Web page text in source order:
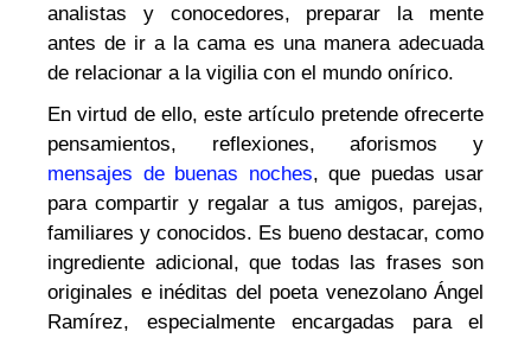
analistas y conocedores, preparar la mente
antes de ir a la cama es una manera adecuada
de relacionar a la vigilia con el mundo onírico.
En virtud de ello, este artículo pretende ofrecerte
pensamientos, reflexiones, aforismos y
mensajes de buenas noches, que puedas usar
para compartir y regalar a tus amigos, parejas,
familiares y conocidos. Es bueno destacar, como
ingrediente adicional, que todas las frases son
originales e inéditas del poeta venezolano Ángel
Ramírez, especialmente encargadas para el